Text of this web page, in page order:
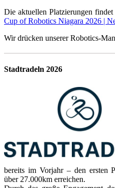
Die aktuellen Platzierungen
Cup of Robotics Niagara 2026 |
Wir drücken unserer Robotics-
Stadtradeln 2026
bereits im Vorjahr – den ersten
über 27.000km erreichen.